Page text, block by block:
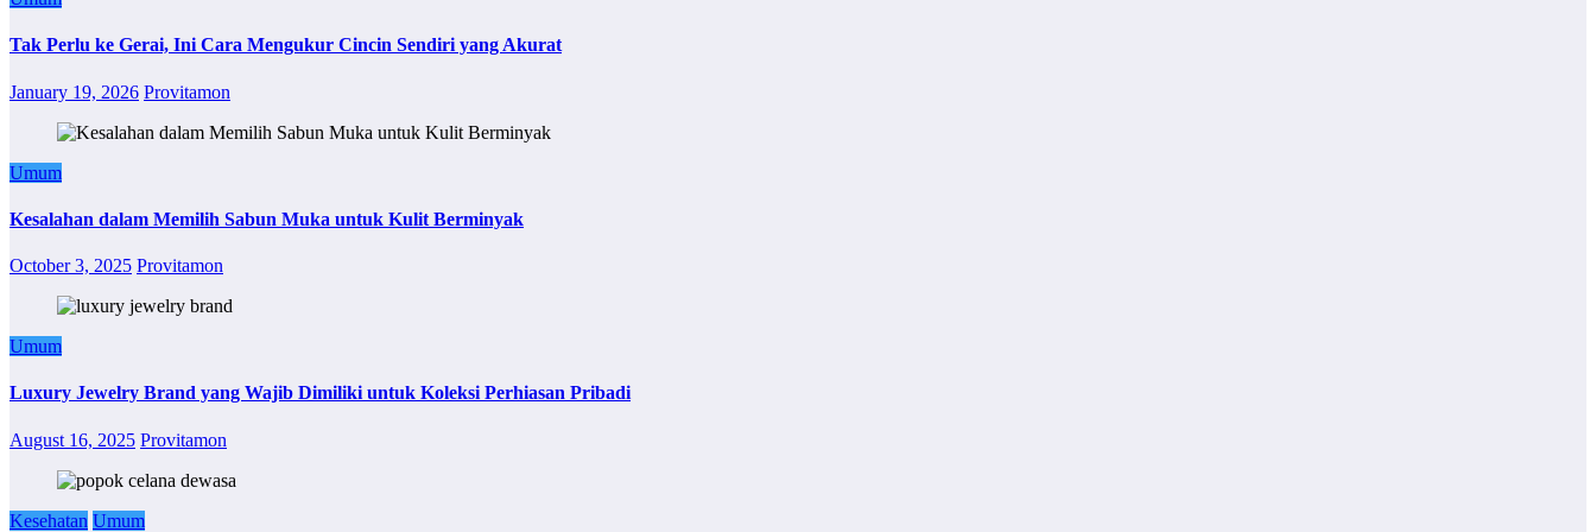
Tak Perlu ke Gerai, Ini Cara Mengukur Cincin Sendiri yang Akurat
January 19, 2026 Provitamon
Umum
Kesalahan dalam Memilih Sabun Muka untuk Kulit Berminyak
October 3, 2025 Provitamon
Umum
Luxury Jewelry Brand yang Wajib Dimiliki untuk Koleksi Perhiasan Pribadi
August 16, 2025 Provitamon
Kesehatan Umum